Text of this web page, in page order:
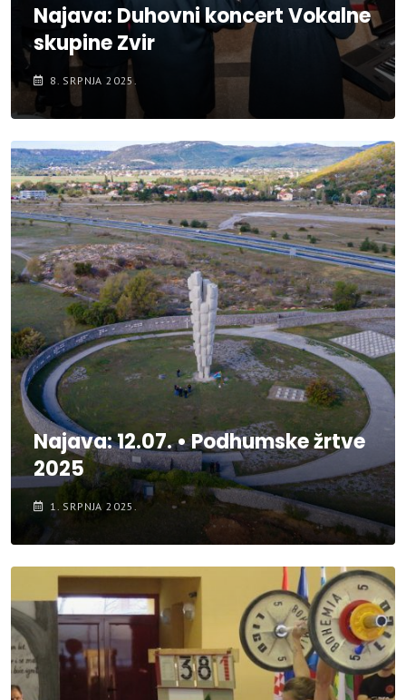
Najava: Duhovni koncert Vokalne
skupine Zvir
8. SRPNJA 2025.
Najava: 12.07. • Podhumske žrtve
2025
1. SRPNJA 2025.